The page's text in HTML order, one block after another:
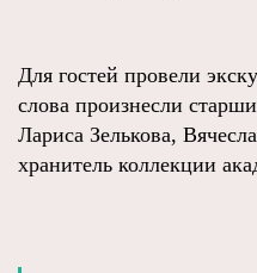
Для гостей провели
слова произнесли
Лариса Зелькова,
хранитель коллекции